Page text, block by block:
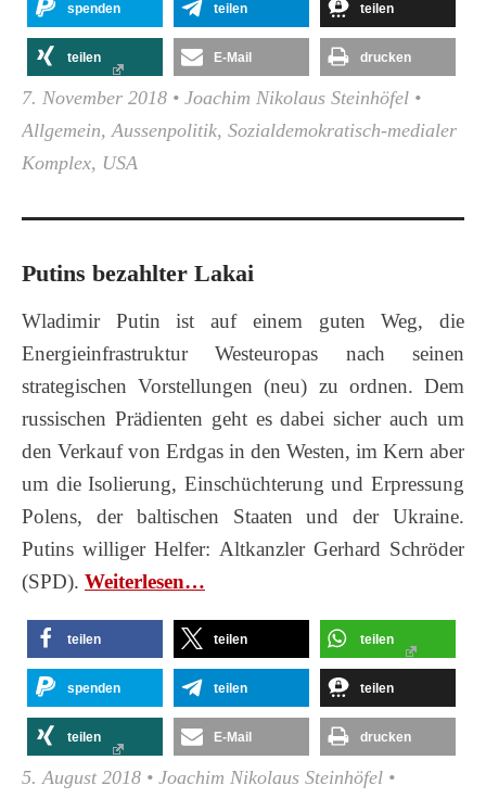
spenden teilen teilen
teilen E-Mail drucken
7. November 2018 • Joachim Nikolaus Steinhöfel •
Allgemein,Aussenpolitik, Sozialdemokratisch-medialer
Komplex, USA
Putins bezahlter Lakai
Wladimir Putin ist auf einem guten Weg, die
Energieinfrastruktur Westeuropas nach seinen
strategischen Vorstellungen (neu) zu ordnen. Dem
russischen Prädienten geht es dabei sicher auch um
den Verkauf von Erdgas in den Westen, im Kern aber
um die Isolierung, Einschüchterung und Erpressung
Polens, der baltischen Staaten und der Ukraine.
Putins williger Helfer: Altkanzler Gerhard Schröder
(SPD). Wei­ter­le­sen…
teilen teilen teilen
spenden teilen teilen
teilen E-Mail drucken
5. August 2018 • Joachim Nikolaus Steinhöfel •